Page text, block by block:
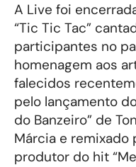
A Live foi
“Tic Tic Tac”
participantes no
homenagem aos
falecidos
pelo lançamento
do Banzeiro” de
Márcia e remixado
produtor do hit